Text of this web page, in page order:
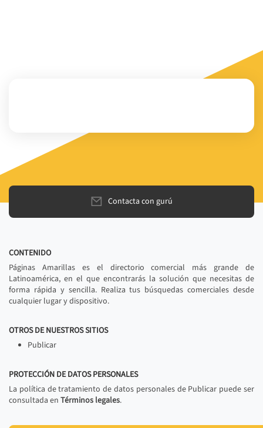
Contacta con gurú
CONTENIDO
Páginas Amarillas es el directorio comercial más grande de
Latinoamérica, en el que encontrarás la solución que necesitas de
forma rápida y sencilla. Realiza tus búsquedas comerciales desde
cualquier lugar y dispositivo.
OTROS DE NUESTROS SITIOS
Publicar
PROTECCIÓN DE DATOS PERSONALES
La política de tratamiento de datos personales de Publicar puede ser
consultada en Términos legales.